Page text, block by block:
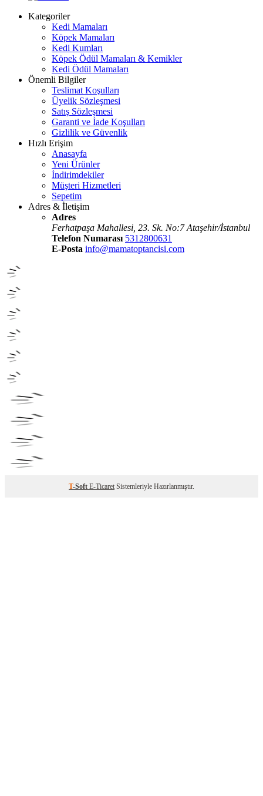
Kategoriler
Kedi Mamaları
Köpek Mamaları
Kedi Kumları
Köpek Ödül Mamaları & Kemikler
Kedi Ödül Mamaları
Önemli Bilgiler
Teslimat Koşulları
Üyelik Sözleşmesi
Satış Sözleşmesi
Garanti ve İade Koşulları
Gizlilik ve Güvenlik
Hızlı Erişim
Anasayfa
Yeni Ürünler
İndirimdekiler
Müşteri Hizmetleri
Sepetim
Adres & İletişim
Adres
Ferhatpaşa Mahallesi, 23. Sk. No:7 Ataşehir/İstanbul
Telefon Numarası 5312800631
E-Posta info@mamatoptancisi.com
T-Soft E-Ticaret Sistemleriyle Hazırlanmıştır.